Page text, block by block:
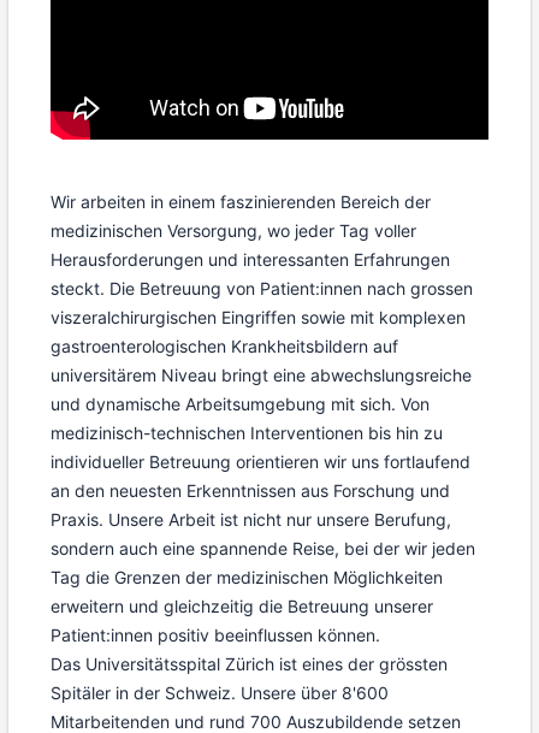
Wir arbeiten in einem faszinierenden Bereich der
medizinischen Versorgung, wo jeder Tag voller
Herausforderungen und interessanten Erfahrungen
steckt. Die Betreuung von Patient:innen nach grossen
viszeralchirurgischen Eingriffen sowie mit komplexen
gastroenterologischen Krankheitsbildern auf
universitärem Niveau bringt eine abwechslungsreiche
und dynamische Arbeitsumgebung mit sich. Von
medizinisch-technischen Interventionen bis hin zu
individueller Betreuung orientieren wir uns fortlaufend
an den neuesten Erkenntnissen aus Forschung und
Praxis. Unsere Arbeit ist nicht nur unsere Berufung,
sondern auch eine spannende Reise, bei der wir jeden
Tag die Grenzen der medizinischen Möglichkeiten
erweitern und gleichzeitig die Betreuung unserer
Patient:innen positiv beeinflussen können.
Das Universitätsspital Zürich ist eines der grössten
Spitäler in der Schweiz. Unsere über 8'600
Mitarbeitenden und rund 700 Auszubildende setzen